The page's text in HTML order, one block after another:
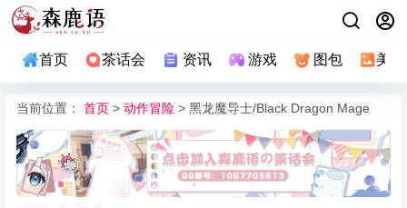
首页 茶话会 资讯 游戏 图包 美图
当前位置： 首页 > 动作冒险 > 黑龙魔导士/Black Dragon Mage